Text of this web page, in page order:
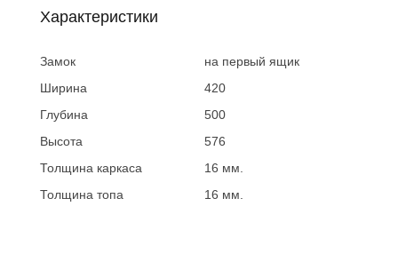
Характеристики
Замок
на первый ящик
Ширина
420
Глубина
500
Высота
576
Толщина каркаса
16 мм.
Толщина топа
16 мм.